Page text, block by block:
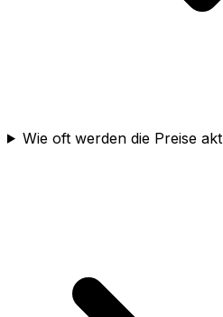
Wie oft werden die Preise